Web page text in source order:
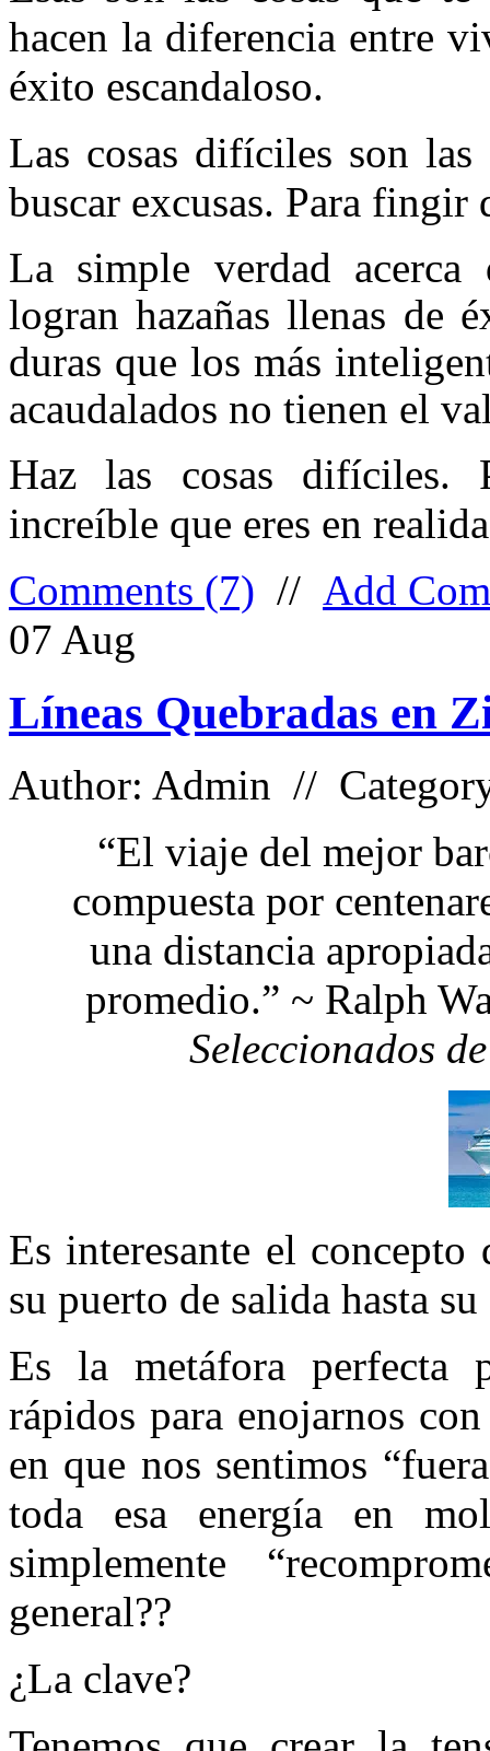
hacen la diferencia entre
éxito escandaloso.
Las cosas difíciles son las
buscar excusas. Para fingir
La simple verdad acerca
logran hazañas llenas de
duras que los más
acaudalados no tienen el
Haz las cosas difíciles.
increíble que eres en
Comments (7) // Add
07 Aug
Líneas Quebradas en
Author: Admin //
“El viaje del mejor
compuesta por
una distancia
promedio.” ~ Ralph
Seleccionados
Es interesante el
su puerto de salida hasta
Es la metáfora perfecta
rápidos para enojarnos
en que nos sentimos
toda esa energía en
simplemente
general??
¿La clave?